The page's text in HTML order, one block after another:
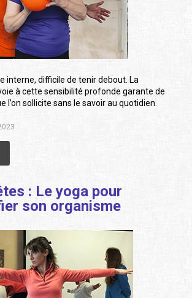
interne, difficile de tenir debout. La
à cette sensibilité profonde garante de
l’on sollicite sans le savoir au quotidien.
: Le yoga pour
son organisme